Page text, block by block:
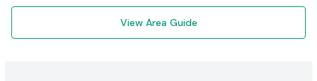
View Area Guide